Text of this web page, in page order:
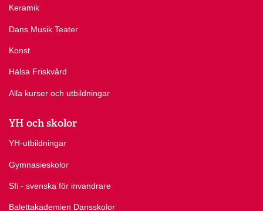
Keramik
Dans Musik Teater
Konst
Hälsa Friskvård
Alla kurser och utbildningar
YH och skolor
YH-utbildningar
Gymnasieskolor
Sfi - svenska för invandrare
Balettakademien Dansskolor